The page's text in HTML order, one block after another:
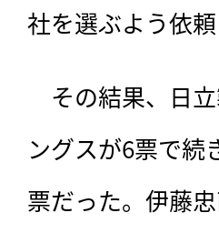
社を選ぶよう依頼
その結果、日
ングスが6票で続
票だった。伊藤